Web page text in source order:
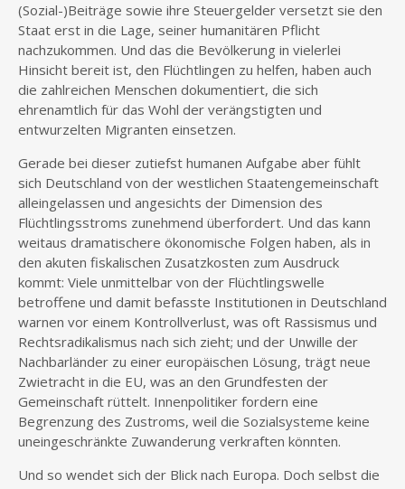
(Sozial-)Beiträge sowie ihre Steuergelder versetzt sie den
Staat erst in die Lage, seiner humanitären Pflicht
nachzukommen. Und das die Bevölkerung in vielerlei
Hinsicht bereit ist, den Flüchtlingen zu helfen, haben auch
die zahlreichen Menschen dokumentiert, die sich
ehrenamtlich für das Wohl der verängstigten und
entwurzelten Migranten einsetzen.
Gerade bei dieser zutiefst humanen Aufgabe aber fühlt
sich Deutschland von der westlichen Staatengemeinschaft
alleingelassen und angesichts der Dimension des
Flüchtlingsstroms zunehmend überfordert. Und das kann
weitaus dramatischere ökonomische Folgen haben, als in
den akuten fiskalischen Zusatzkosten zum Ausdruck
kommt: Viele unmittelbar von der Flüchtlingswelle
betroffene und damit befasste Institutionen in Deutschland
warnen vor einem Kontrollverlust, was oft Rassismus und
Rechtsradikalismus nach sich zieht; und der Unwille der
Nachbarländer zu einer europäischen Lösung, trägt neue
Zwietracht in die EU, was an den Grundfesten der
Gemeinschaft rüttelt. Innenpolitiker fordern eine
Begrenzung des Zustroms, weil die Sozialsysteme keine
uneingeschränkte Zuwanderung verkraften könnten.
Und so wendet sich der Blick nach Europa. Doch selbst die